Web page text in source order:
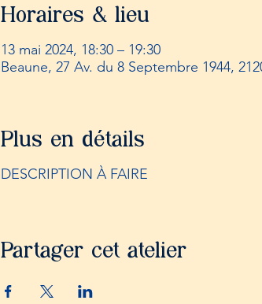
Horaires & lieu
13 mai 2024, 18:30 – 19:30
Beaune, 27 Av. du 8 Septembre 1944,
Plus en détails
DESCRIPTION À FAIRE
Partager cet atelier